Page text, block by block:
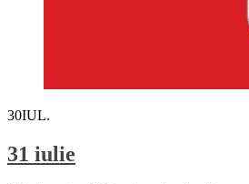
30IUL.
31 iulie